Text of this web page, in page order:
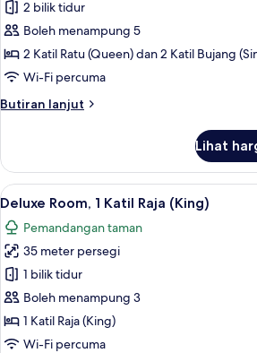
(Queen)
untuk
Loft
(Style
Suite)
2 bilik tidur
Boleh menampung 5
2 Katil Ratu (Queen) dan 2 Katil Bujang
Wi-Fi percuma
Butiran lanjut
Butiran
(Style
Suite)
Lihat
Lihat
semua
foto
untuk
Deluxe
Room,
1
Katil
Deluxe
3
Deluxe Room, 1 Katil Raja (King)
Pemandangan taman
35 meter persegi
1 bilik tidur
Boleh menampung 3
1 Katil Raja (King)
Wi-Fi percuma